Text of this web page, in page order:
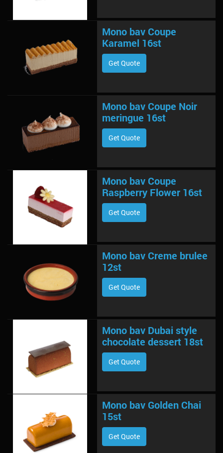
Mono bav Coupe
Karamel 16st
Get Quote
Mono bav Coupe Noir
meringue 16st
Get Quote
Mono bav Coupe
Raspberry Flower 16st
Get Quote
Mono bav Creme brulee
12st
Get Quote
Mono bav Dubai style
chocolate dessert 18st
Get Quote
Mono bav Golden Chai
15st
Get Quote